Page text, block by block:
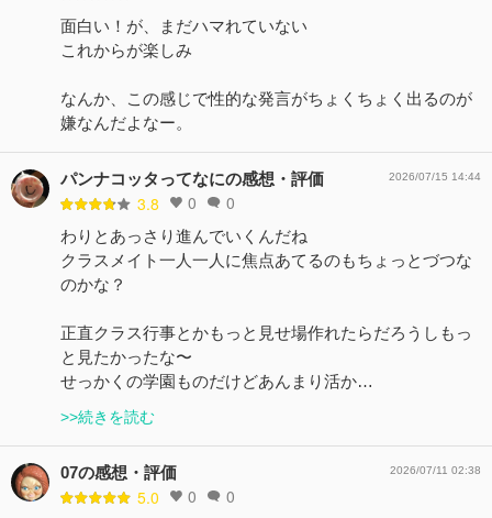
面白い！が、まだハマれていない
これからが楽しみ
なんか、この感じで性的な発言がちょくちょく出るのが
嫌なんだよなー。
パンナコッタってなにの感想・評価
3.8 0 0
2026/07/15 14:44
わりとあっさり進んでいくんだね
クラスメイト一人一人に焦点あてるのもちょっとづつな
のかな？
正直クラス行事とかもっと見せ場作れたらだろうしもっ
と見たかったな〜
せっかくの学園ものだけどあんまり活か…
>>続きを読む
07の感想・評価
5.0 0 0
2026/07/11 02:38